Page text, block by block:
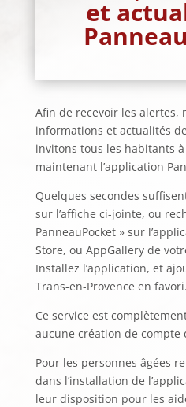
et
Afin de recevoir les alertes,
informations et actualités
invitons tous les habitants
maintenant l’application
Quelques secondes
sur l’affiche ci-jointe, ou
PanneauPocket » sur
Store, ou AppGallery de
Installez l’application, et
Trans-en-Provence en favori.
Ce service est
aucune création de compte
Pour les personnes âgées
dans l’installation de
leur disposition pour les